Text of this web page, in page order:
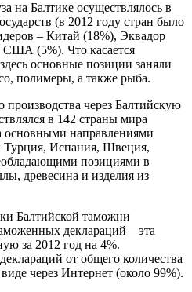
на Балтике осуществлялось в
(в 2012 году стран было
– Китай (18%), Эквадор
США (5%). Что касается
основные позиции заняли
полимеры, а также рыба.
производства через Балтийскую
в 142 страны мира
основными направлениями
Турция, Испания, Швеция,
позициями в
древесина и изделия из
Балтийской таможни
деклараций – эта
за 2012 год на 4%.
от общего количества
через Интернет (около 99%).